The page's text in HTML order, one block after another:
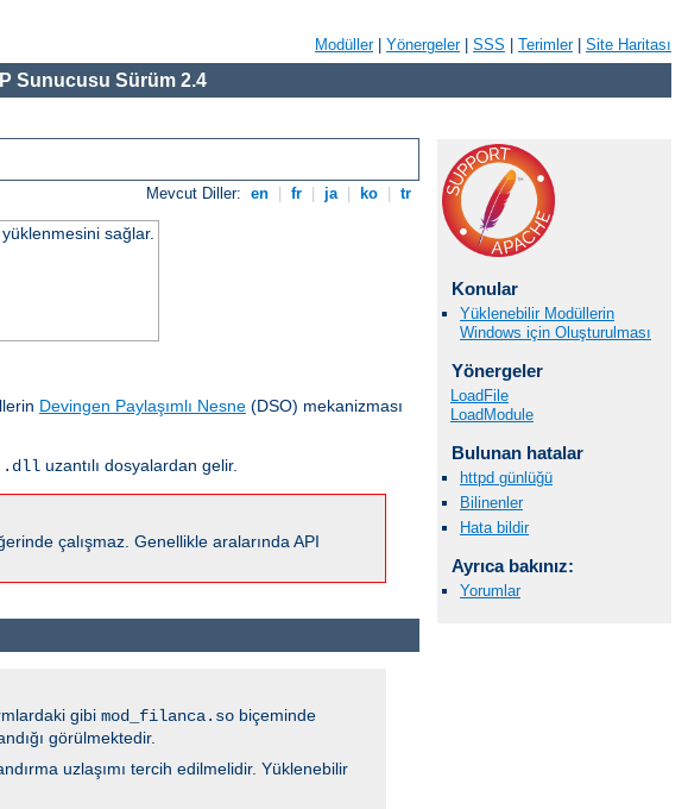
Modüller| Yönergeler| SSS Terimler| Site Haritası
Sunucusu Sürüm 2.4
Mevcut Diller: en fr ja ko tr
yüklenmesini sağlar.
Devingen Paylaşımlı Nesne (DSO) mekanizması
.dll uzantılı dosyalardan gelir.
çalışmaz. Genellikle aralarında API
Konular
Yüklenebilir Modüllerin
Windows için Oluşturulması
Yönergeler
LoadFile
LoadModule
Bulunan hatalar
httpd günlüğü
Bilinenler
Hata bildir
Ayrıca bakınız:
Yorumlar
gibi mod_filanca.so biçeminde
görülmektedir.
uzlaşımı tercih edilmelidir. Yüklenebilir